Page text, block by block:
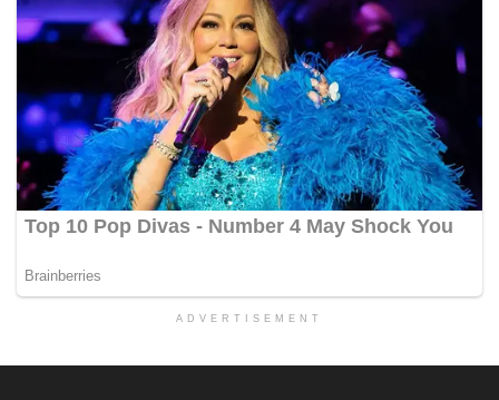
ADVERTISEMENT